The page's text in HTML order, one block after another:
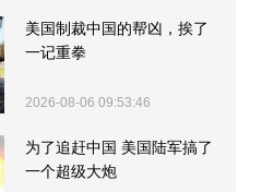
美国制裁中国的帮凶，挨了
一记重拳
2026-08-06 09:53:46
为了追赶中国 美国陆军搞了
一个超级大炮